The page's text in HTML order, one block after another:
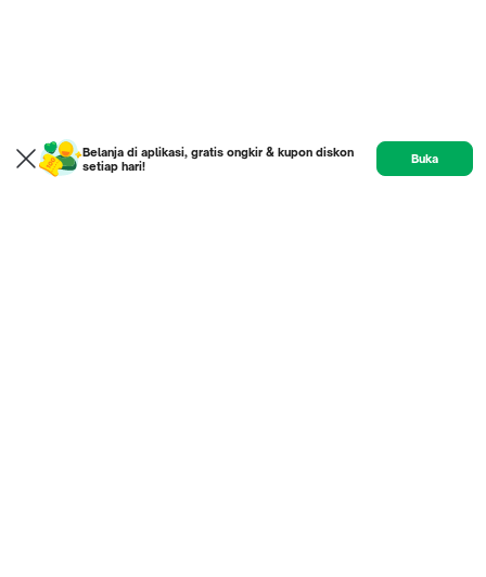
Belanja di aplikasi, gratis ongkir & kupon diskon
setiap hari!
Buka